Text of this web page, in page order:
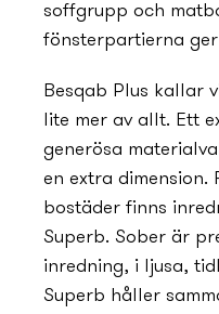
soffgrupp och
fönsterpartierna
Besqab Plus kallar
lite mer av allt. Ett
generösa
en extra dimension.
bostäder finns
Superb. Sober är
inredning, i ljusa,
Superb håller